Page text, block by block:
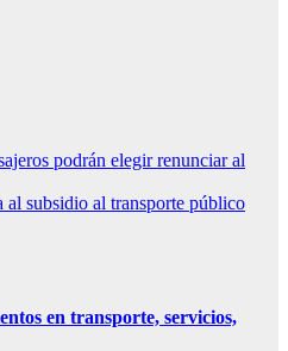
podrán elegir renunciar al
al subsidio al transporte público
en transporte, servicios,